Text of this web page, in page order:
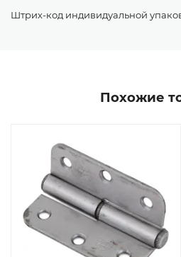
Штрих-код индивидуальной
Похожие